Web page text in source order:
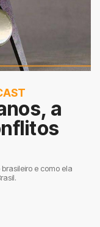
a
e como ela